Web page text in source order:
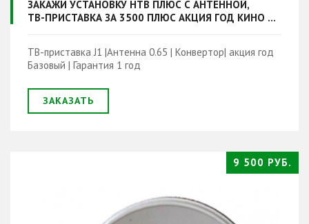
ЗАКАЖИ УСТАНОВКУ НТВ ПЛЮС С АНТЕННОЙ,
ТВ-ПРИСТАВКА ЗА 3500 ПЛЮС АКЦИЯ ГОД КИНО В ПОДАРОК
ТВ-приставка J1 |Антенна 0.65 | Конвертор| акция год
Базовый | Гарантия 1 год
ЗАКАЗАТЬ
9 500 РУБ.